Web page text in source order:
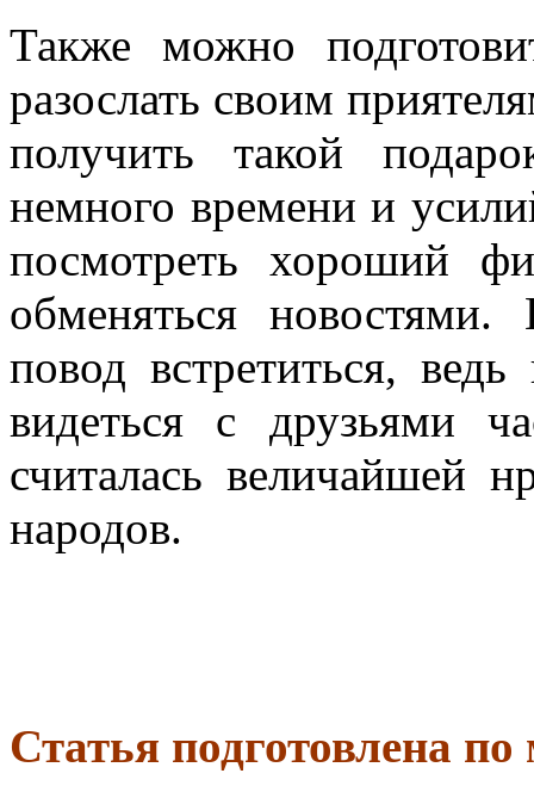
Также можно
разослать своим
получить такой
немного времени и
посмотреть хороший
обменяться
повод встретиться,
видеться с друзьями
считалась величайшей
народов.
Статья подготовлена